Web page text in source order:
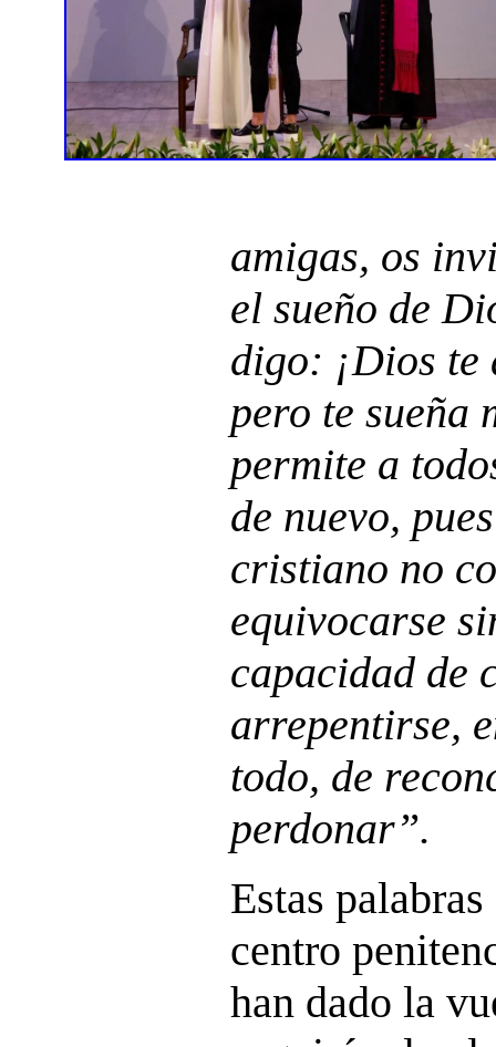
amigas, os
el sueño de
digo: ¡Dios te
pero te sueña
permite a
de nuevo,
cristiano no
equivocarse
capacidad de
arrepentirse,
todo, de
perdonar”.
Estas
centro
han dado la